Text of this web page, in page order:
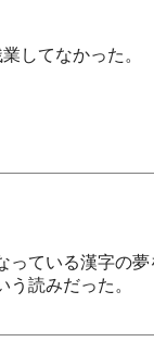
してなかった。
っている漢字の
読みだった。